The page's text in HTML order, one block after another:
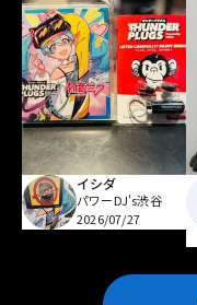
イシダ
パワーDJ's渋谷
2026/07/27